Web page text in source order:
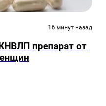
16 минут назад
препарат от